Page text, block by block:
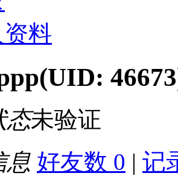
料
(UID:
态未验证
息 好友数 0 | 记